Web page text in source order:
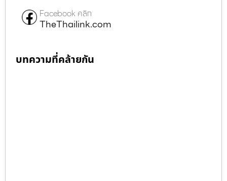
Facebook คลิก
TheThailink.com
บทความที่คล้ายกัน